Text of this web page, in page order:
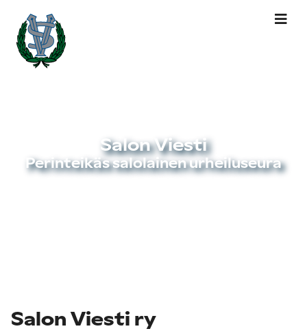
Salon Viesti
Perinteikäs salolainen urheiluseura
Salon Viesti ry